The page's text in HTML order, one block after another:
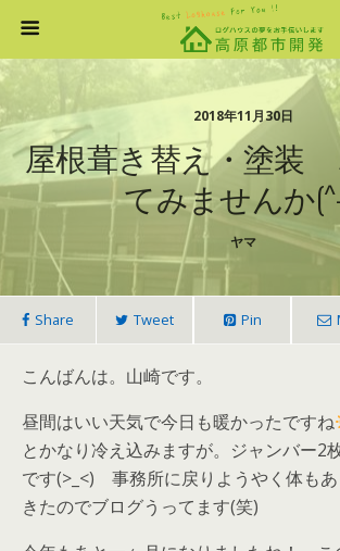
2018年11月30日
屋根葺き替え・塗装
てみませんか
ヤマ
Share Tweet Pin
こんばんは。山崎です。
昼間はいい天気で今日も暖かったですね
とかなり冷え込みますが。ジャンバー2
です(>_<) 事務所に戻りようやく体も
きたのでブログうってます(笑)